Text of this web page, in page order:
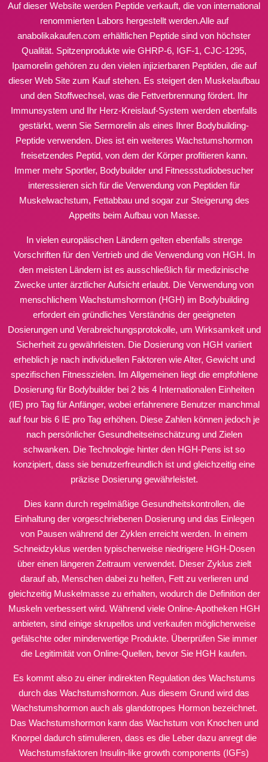
Auf dieser Website werden Peptide verkauft, die von international
renommierten Labors hergestellt werden.Alle auf
anabolikakaufen.com erhältlichen Peptide sind von höchster
Qualität. Spitzenprodukte wie GHRP-6, IGF-1, CJC-1295,
Ipamorelin gehören zu den vielen injizierbaren Peptiden, die auf
dieser Web Site zum Kauf stehen. Es steigert den Muskelaufbau
und den Stoffwechsel, was die Fettverbrennung fördert. Ihr
Immunsystem und Ihr Herz-Kreislauf-System werden ebenfalls
gestärkt, wenn Sie Sermorelin als eines Ihrer Bodybuilding-
Peptide verwenden. Dies ist ein weiteres Wachstumshormon
freisetzendes Peptid, von dem der Körper profitieren kann.
Immer mehr Sportler, Bodybuilder und Fitnessstudiobesucher
interessieren sich für die Verwendung von Peptiden für
Muskelwachstum, Fettabbau und sogar zur Steigerung des
Appetits beim Aufbau von Masse.
In vielen europäischen Ländern gelten ebenfalls strenge
Vorschriften für den Vertrieb und die Verwendung von HGH. In
den meisten Ländern ist es ausschließlich für medizinische
Zwecke unter ärztlicher Aufsicht erlaubt. Die Verwendung von
menschlichem Wachstumshormon (HGH) im Bodybuilding
erfordert ein gründliches Verständnis der geeigneten
Dosierungen und Verabreichungsprotokolle, um Wirksamkeit und
Sicherheit zu gewährleisten. Die Dosierung von HGH variiert
erheblich je nach individuellen Faktoren wie Alter, Gewicht und
spezifischen Fitnesszielen. Im Allgemeinen liegt die empfohlene
Dosierung für Bodybuilder bei 2 bis 4 Internationalen Einheiten
(IE) pro Tag für Anfänger, wobei erfahrenere Benutzer manchmal
auf four bis 6 IE pro Tag erhöhen. Diese Zahlen können jedoch je
nach persönlicher Gesundheitseinschätzung und Zielen
schwanken. Die Technologie hinter den HGH-Pens ist so
konzipiert, dass sie benutzerfreundlich ist und gleichzeitig eine
präzise Dosierung gewährleistet.
Dies kann durch regelmäßige Gesundheitskontrollen, die
Einhaltung der vorgeschriebenen Dosierung und das Einlegen
von Pausen während der Zyklen erreicht werden. In einem
Schneidzyklus werden typischerweise niedrigere HGH-Dosen
über einen längeren Zeitraum verwendet. Dieser Zyklus zielt
darauf ab, Menschen dabei zu helfen, Fett zu verlieren und
gleichzeitig Muskelmasse zu erhalten, wodurch die Definition der
Muskeln verbessert wird. Während viele Online-Apotheken HGH
anbieten, sind einige skrupellos und verkaufen möglicherweise
gefälschte oder minderwertige Produkte. Überprüfen Sie immer
die Legitimität von Online-Quellen, bevor Sie HGH kaufen.
Es kommt also zu einer indirekten Regulation des Wachstums
durch das Wachstumshormon. Aus diesem Grund wird das
Wachstumshormon auch als glandotropes Hormon bezeichnet.
Das Wachstumshormon kann das Wachstum von Knochen und
Knorpel dadurch stimulieren, dass es die Leber dazu anregt die
Wachstumsfaktoren Insulin-like growth components (IGFs)